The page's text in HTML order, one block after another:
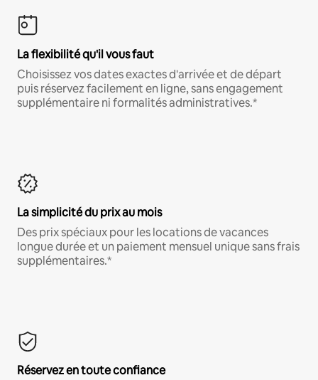
La flexibilité qu'il vous faut
Choisissez vos dates exactes d'arrivée et de départ
puis réservez facilement en ligne, sans engagement
supplémentaire ni formalités administratives.*
La simplicité du prix au mois
Des prix spéciaux pour les locations de vacances
longue durée et un paiement mensuel unique sans frais
supplémentaires.*
Réservez en toute confiance